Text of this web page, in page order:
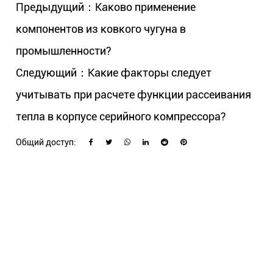
Предыдущий：Каково применение
компонентов из ковкого чугуна в
промышленности?
Следующий：Какие факторы следует
учитывать при расчете функции рассеивания
тепла в корпусе серийного компрессора?
Общий доступ: